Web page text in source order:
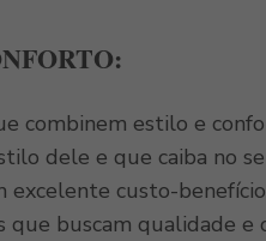
combinem estilo e
dele e que caiba no
excelente custo-
que buscam qualidade